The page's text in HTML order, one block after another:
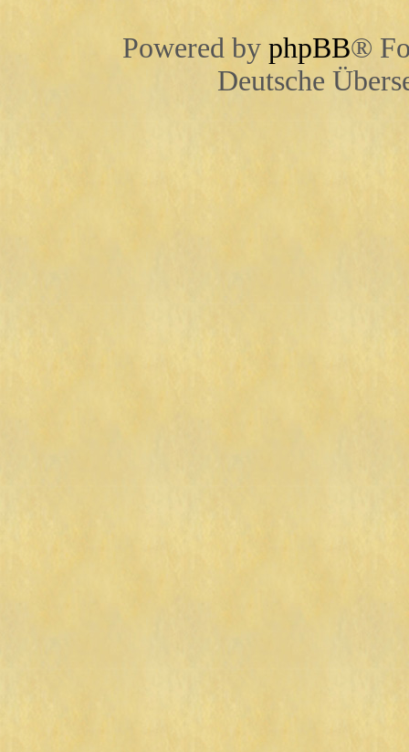
Powered by phpBB®
Deutsche